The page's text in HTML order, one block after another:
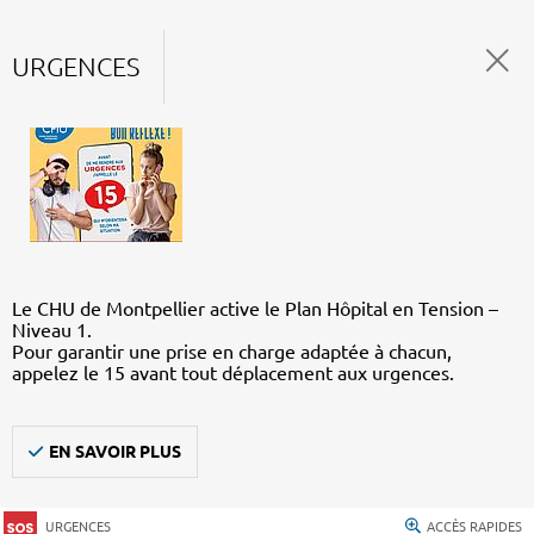
URGENCES
Le CHU de Montpellier active le Plan Hôpital en Tension –
Niveau 1.
Pour garantir une prise en charge adaptée à chacun,
appelez le 15 avant tout déplacement aux urgences.
EN SAVOIR PLUS
URGENCES ACCÈS RAPIDES